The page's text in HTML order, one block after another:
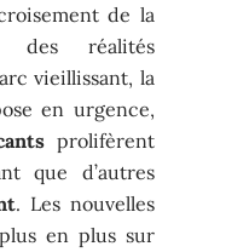
de la
réalités
vieillissant, la
en urgence,
prolifèrent
que d’autres
. Les nouvelles
en plus sur